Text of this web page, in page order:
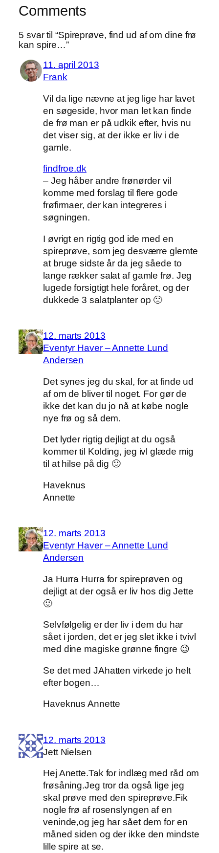
Comments
5 svar til “Spireprøve, find ud af om dine frø
kan spire…”
11. april 2013
Frank
Vil da lige nævne at jeg lige har lavet
en søgeside, hvor man let kan finde
de frø man er på udkik efter, hvis nu
det viser sig, at der ikke er liv i de
gamle.
findfroe.dk
– Jeg håber andre frønørder vil
komme med forslag til flere gode
frøfirmaer, der kan integreres i
søgningen.
I øvrigt en rigtig god ide med en
spireprøve, som jeg desværre glemte
at bruge sidste år da jeg såede to
lange rækker salat af gamle frø. Jeg
lugede forsigtigt hele foråret, og der
dukkede 3 salatplanter op 🙁
12. marts 2013
Eventyr Haver – Annette Lund
Andersen
Det synes jeg du skal, for at finde ud
af om de bliver til noget. For gør de
ikke det kan du jo nå at købe nogle
nye frø og så dem.
Det lyder rigtig dejligt at du også
kommer til Kolding, jeg ivl glæde mig
til at hilse på dig 🙂
Haveknus
Annette
12. marts 2013
Eventyr Haver – Annette Lund
Andersen
Ja Hurra Hurra for spireprøven og
dejligt at der også er liv hos dig Jette
🙂
Selvfølgelig er der liv i dem du har
sået i jorden, det er jeg slet ikke i tvivl
med dine magiske grønne fingre 😉
Se det med JAhatten virkede jo helt
efter bogen…
Haveknus Annette
12. marts 2013
Jett Nielsen
Hej Anette.Tak for indlæg med råd om
frøsåning.Jeg tror da også lige jeg
skal prøve med den spireprøve.Fik
nogle frø af rosenslyngen af en
veninde,og jeg har sået dem for en
måned siden og der ikke den mindste
lille spire at se.